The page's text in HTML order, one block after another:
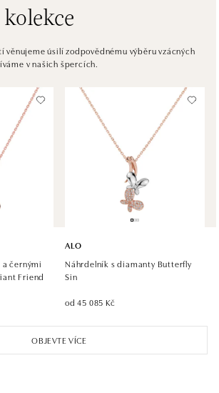
Avion, Bratislava
821 04 Bratislava
372
Bratislava
01 Bratislava
891
do 21:00
věnujeme úsilí zodpovědnému výběru vzácných
v našich špercích.
OBJEVTE VÍCE
černými
Friend
ALO
Náhrdelník s diamanty Butterfly
Sin
od 45 085 Kč